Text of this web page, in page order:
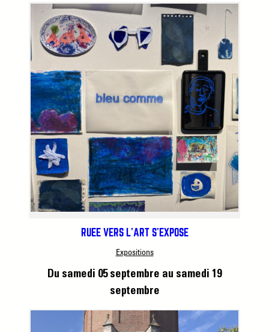
RUÉE VERS L’ART S’EXPOSE
Expositions
Du samedi 05 septembre au samedi 19
septembre